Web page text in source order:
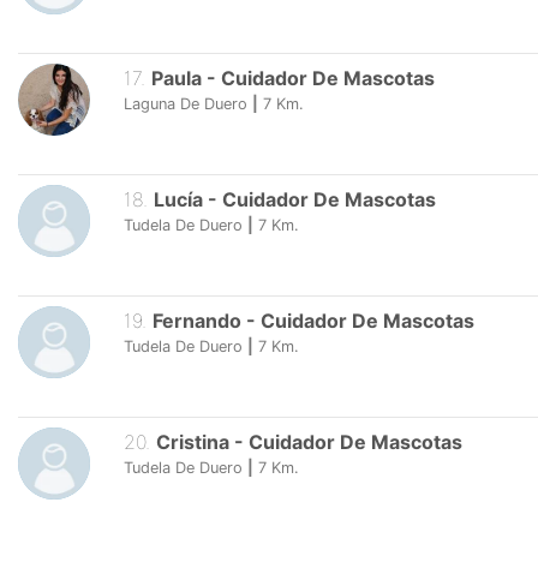
17. Paula - Cuidador De Mascotas
Laguna De Duero 7 Km.
18. Lucía - Cuidador De Mascotas
Tudela De Duero 7 Km.
19. Fernando - Cuidador De Mascotas
Tudela De Duero 7 Km.
20. Cristina - Cuidador De Mascotas
Tudela De Duero 7 Km.